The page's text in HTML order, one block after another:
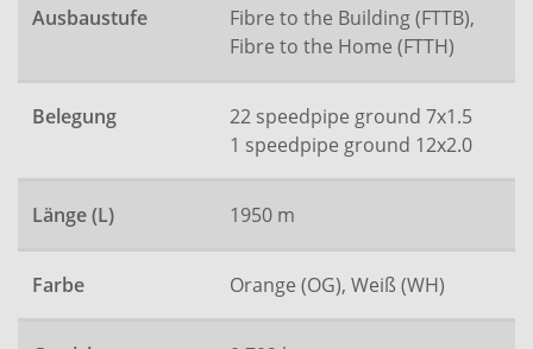
Ausbaustufe
Fibre to the Building (FTTB),
Fibre to the Home (FTTH)
Belegung
22 speedpipe ground 7x1.5
1 speedpipe ground 12x2.0
Länge (L) 1950 m
Farbe Orange (OG), Weiß (WH)